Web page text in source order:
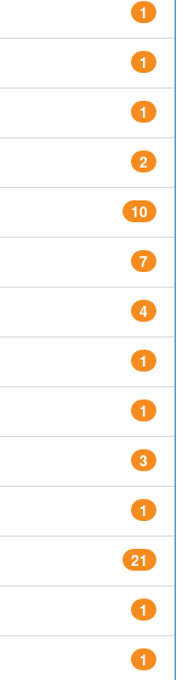
1
1
1
2
10
7
4
1
1
3
1
21
1
1